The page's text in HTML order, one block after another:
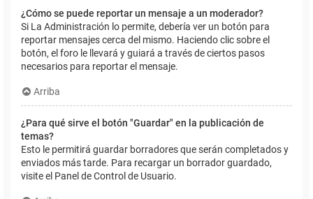
¿Cómo se puede reportar un mensaje a un moderador?
Si La Administración lo permite, debería ver un botón para
reportar mensajes cerca del mismo. Haciendo clic sobre el
botón, el foro le llevará y guiará a través de ciertos pasos
necesarios para reportar el mensaje.
Arriba
¿Para qué sirve el botón "Guardar" en la publicación de
temas?
Esto le permitirá guardar borradores que serán completados y
enviados más tarde. Para recargar un borrador guardado,
visite el Panel de Control de Usuario.